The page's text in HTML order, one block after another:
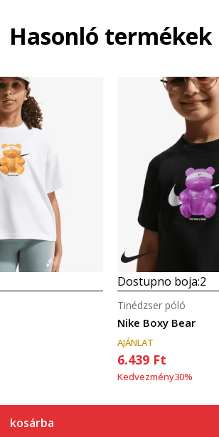
Hasonló termékek
kosárba
Dostupno boja:2
Nike Boxy Bear
Tinédzser póló
AJÁNLAT
6.439 Ft
Kedvezmény30%